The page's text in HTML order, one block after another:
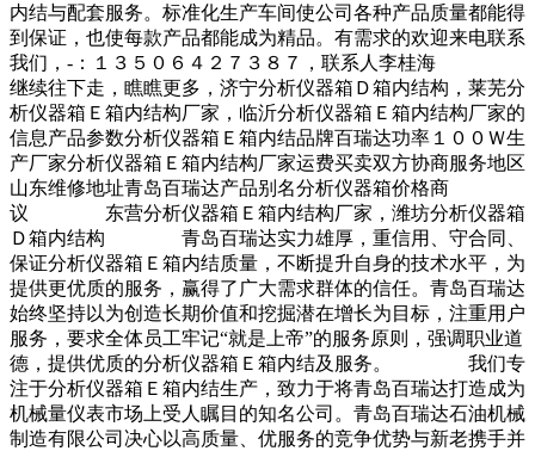
内结与配套服务。标准化生产车间使公司各种产品质量都能得
到保证，也使每款产品都能成为精品。有需求的欢迎来电联系
我们，-：１３５０６４２７３８７，联系人李桂海
继续往下走，瞧瞧更多，济宁分析仪器箱Ｄ箱内结构，莱芜分
析仪器箱Ｅ箱内结构厂家，临沂分析仪器箱Ｅ箱内结构厂家的
信息产品参数分析仪器箱Ｅ箱内结品牌百瑞达功率１００Ｗ生
产厂家分析仪器箱Ｅ箱内结构厂家运费买卖双方协商服务地区
山东维修地址青岛百瑞达产品别名分析仪器箱价格商
议 东营分析仪器箱Ｅ箱内结构厂家，潍坊分析仪器箱
Ｄ箱内结构 青岛百瑞达实力雄厚，重信用、守合同、
保证分析仪器箱Ｅ箱内结质量，不断提升自身的技术水平，为
提供更优质的服务，赢得了广大需求群体的信任。青岛百瑞达
始终坚持以为创造长期价值和挖掘潜在增长为目标，注重用户
服务，要求全体员工牢记“就是上帝”的服务原则，强调职业道
德，提供优质的分析仪器箱Ｅ箱内结及服务。 我们专
注于分析仪器箱Ｅ箱内结生产，致力于将青岛百瑞达打造成为
机械量仪表市场上受人瞩目的知名公司。青岛百瑞达石油机械
制造有限公司决心以高质量、优服务的竞争优势与新老携手并